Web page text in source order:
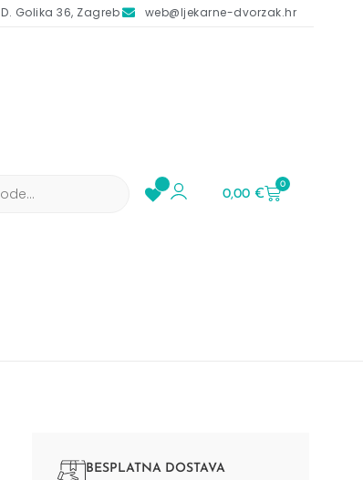
D. Golika 36, Zagreb web@ljekarne-dvorzak.hr
0,00€
0
BESPLATNA DOSTAVA